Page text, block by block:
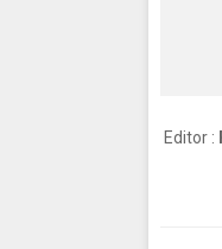
Editor :